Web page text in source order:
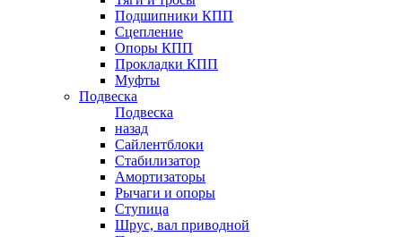
Подшипники КПП
Сцепление
Опоры КПП
Прокладки КПП
Муфты
Подвеска
Подвеска
назад
Сайлентблоки
Стабилизатор
Амортизаторы
Рычаги и опоры
Ступица
Шрус, вал приводной